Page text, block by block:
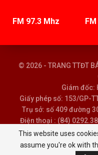
FM 97.3 Mhz
© 2026 - TRANG TTĐT
Giám đốc:
Giấy phép số: 153/GP-
Trụ sở: số 409 đường
Điện thoại : (84)
Email :
This website uses
assume you're ok with